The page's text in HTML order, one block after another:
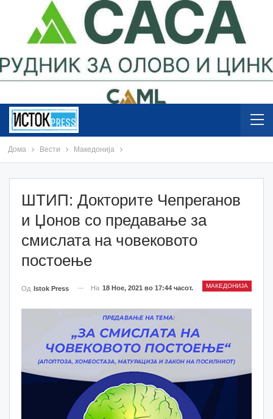
Дома Вести Македонија
ШТИП: Докторите Чепреганов
и Џонов со предавање за
смислата на човековото
постоење
МАКЕДОНИЈА
Од Istok Press На 18 Ное, 2021 во 17:44 часот.